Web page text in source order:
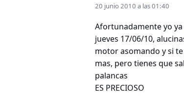
20 junio 2010 a las 01:40
Afortunadamente yo
jueves 17/06/10,
motor asomando y si
mas, pero tienes que
palancas
ES PRECIOSO